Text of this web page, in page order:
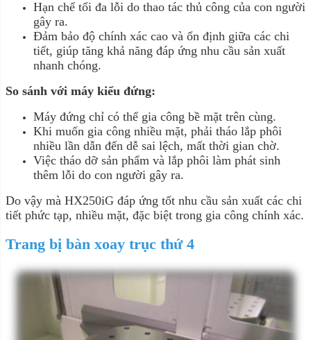
Hạn chế tối đa lỗi do thao tác thủ công của con người
gây ra.
Đảm bảo độ chính xác cao và ổn định giữa các chi
tiết, giúp tăng khả năng đáp ứng nhu cầu sản xuất
nhanh chóng.
So sánh với máy kiểu đứng:
Máy đứng chỉ có thể gia công bề mặt trên cùng.
Khi muốn gia công nhiều mặt, phải tháo lắp phôi
nhiều lần dẫn đến dễ sai lệch, mất thời gian chờ.
Việc tháo dỡ sản phẩm và lắp phôi làm phát sinh
thêm lỗi do con người gây ra.
Do vậy mà HX250iG đáp ứng tốt nhu cầu sản xuất các chi
tiết phức tạp, nhiều mặt, đặc biệt trong gia công chính xác.
Trang bị bàn xoay trục thứ 4